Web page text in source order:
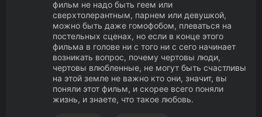
фильм не надо быть геем или
сверхтолерантным, парнем или девушкой,
можно быть даже гомофобом, плеваться на
постельных сценах, но если в конце этого
фильма в голове ни с того ни с сего начинает
возникать вопрос, почему чертовы люди,
чертовы влюбленные, не могут быть счастливы
на этой земле не важно кто они, значит, вы
поняли этот фильм, и скорее всего поняли
жизнь, и знаете, что такое любовь.